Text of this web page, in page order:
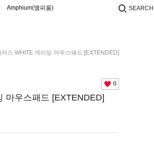
SEARCH
Amphium(앰피움)
스 WHITE 게이밍 마우스패드 [EXTENDED]
0
마우스패드 [EXTENDED]